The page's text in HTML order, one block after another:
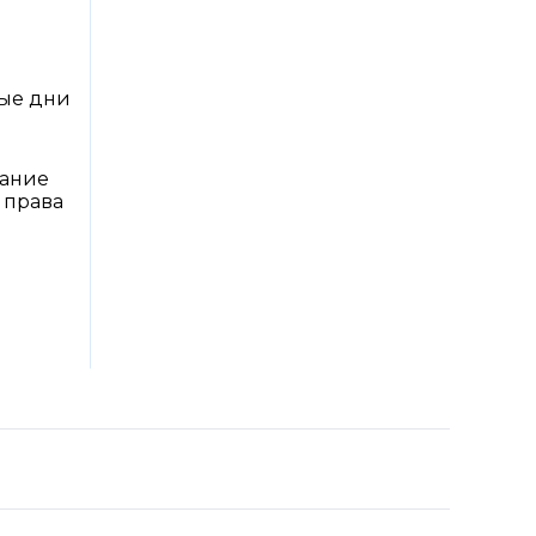
дни